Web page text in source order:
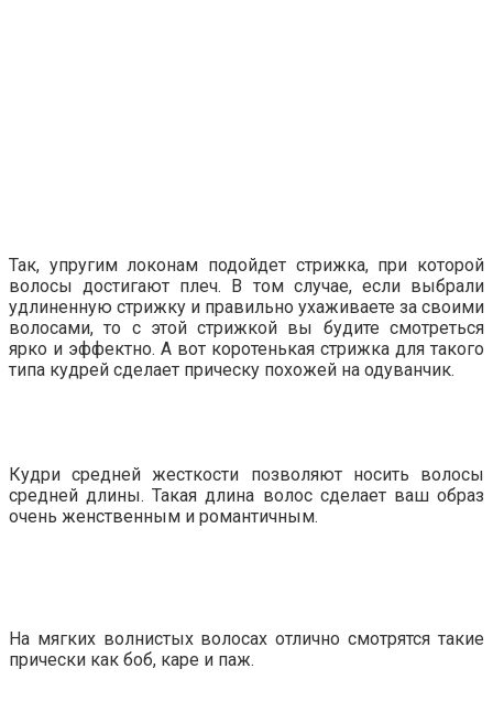
Так, упругим локонам подойдет стрижка, при которой
волосы достигают плеч. В том случае, если выбрали
удлиненную стрижку и правильно ухаживаете за своими
волосами, то с этой стрижкой вы будите смотреться
ярко и эффектно. А вот коротенькая стрижка для такого
типа кудрей сделает прическу похожей на одуванчик.
Кудри средней жесткости позволяют носить волосы
средней длины. Такая длина волос сделает ваш образ
очень женственным и романтичным.
На мягких волнистых волосах отлично смотрятся такие
прически как боб, каре и паж.